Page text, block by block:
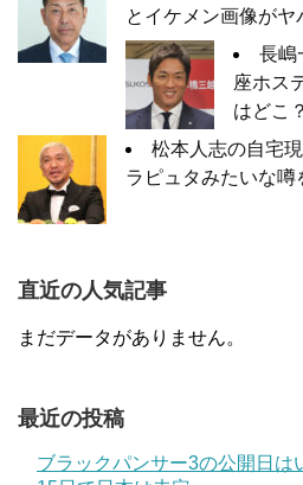
とイケメン画像がヤ
長嶋
座ホス
はどこ？
松本人志の自宅
ラピュタみたいな噂
直近の人気記事
まだデータがありません。
最近の投稿
ブラックパンサー3の公開日は